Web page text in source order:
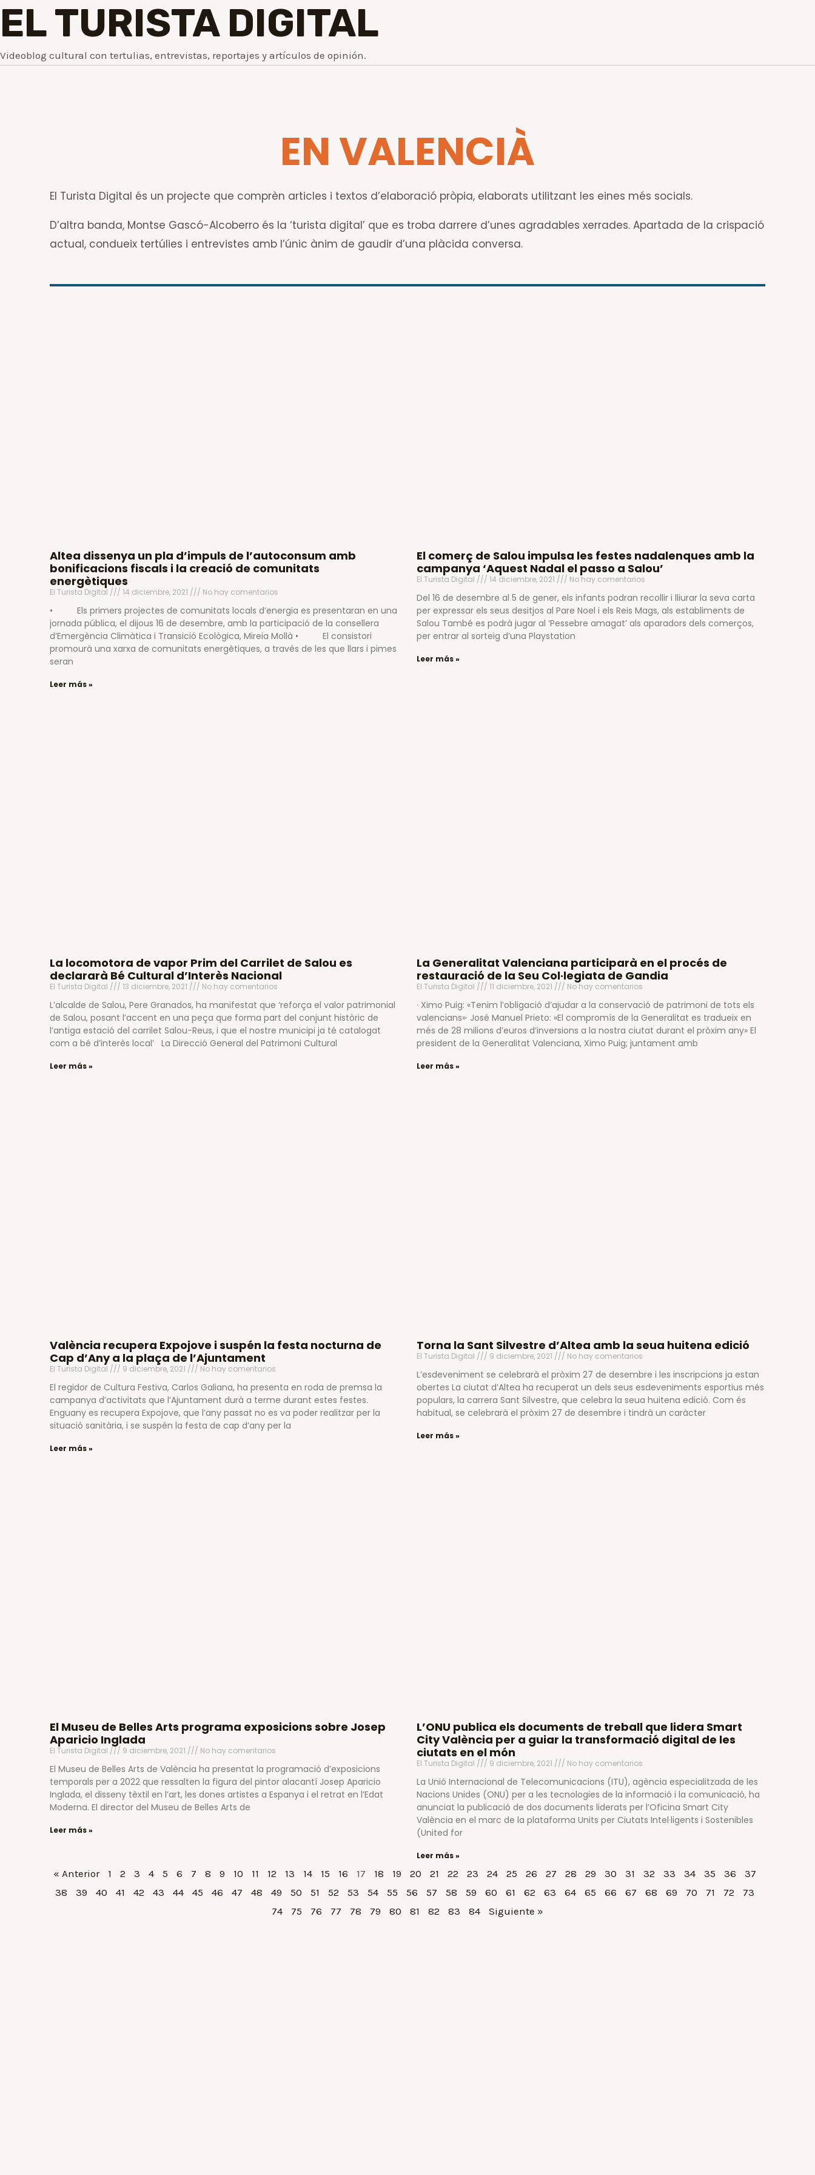
EL TURISTA DIGITAL
Videoblog cultural con tertulias, entrevistas, reportajes y artículos de opinión.
EN VALENCIÀ
El Turista Digital és un projecte que comprèn articles i textos d’elaboració pròpia, elaborats utilitzant les eines més socials.
D’altra banda, Montse Gascó-Alcoberro és la ‘turista digital’ que es troba darrere d’unes agradables xerrades. Apartada de la crispació
actual, condueix tertúlies i entrevistes amb l’únic ànim de gaudir d’una plàcida conversa.
Altea dissenya un pla d’impuls de l’autoconsum amb
bonificacions fiscals i la creació de comunitats
energètiques
El Turista Digital 14 diciembre, 2021 No hay comentarios
• Els primers projectes de comunitats locals d’energia es presentaran en una
jornada pública, el dijous 16 de desembre, amb la participació de la consellera
d’Emergència Climàtica i Transició Ecològica, Mireia Mollà • El consistori
promourà una xarxa de comunitats energètiques, a través de les que llars i pimes
seran
Leer más »
El comerç de Salou impulsa les festes nadalenques amb la
campanya ‘Aquest Nadal el passo a Salou’
El Turista Digital 14 diciembre, 2021 No hay comentarios
Del 16 de desembre al 5 de gener, els infants podran recollir i lliurar la seva carta
per expressar els seus desitjos al Pare Noel i els Reis Mags, als establiments de
Salou També es podrà jugar al ‘Pessebre amagat’ als aparadors dels comerços,
per entrar al sorteig d’una Playstation
Leer más »
La locomotora de vapor Prim del Carrilet de Salou es
declararà Bé Cultural d’Interès Nacional
El Turista Digital 13 diciembre, 2021 No hay comentarios
L’alcalde de Salou, Pere Granados, ha manifestat que ‘reforça el valor patrimonial
de Salou, posant l’accent en una peça que forma part del conjunt històric de
l’antiga estació del carrilet Salou-Reus, i que el nostre municipi ja té catalogat
com a bé d’interès local’ La Direcció General del Patrimoni Cultural
Leer más »
La Generalitat Valenciana participarà en el procés de
restauració de la Seu Col·legiata de Gandia
El Turista Digital 11 diciembre, 2021 No hay comentarios
· Ximo Puig: «Tenim l’obligació d’ajudar a la conservació de patrimoni de tots els
valencians»· José Manuel Prieto: «El compromís de la Generalitat es tradueix en
més de 28 milions d’euros d’inversions a la nostra ciutat durant el pròxim any» El
president de la Generalitat Valenciana, Ximo Puig; juntament amb
Leer más »
València recupera Expojove i suspén la festa nocturna de
Cap d’Any a la plaça de l’Ajuntament
El Turista Digital 9 diciembre, 2021 No hay comentarios
El regidor de Cultura Festiva, Carlos Galiana, ha presenta en roda de premsa la
campanya d’activitats que l’Ajuntament durà a terme durant estes festes.
Enguany es recupera Expojove, que l’any passat no es va poder realitzar per la
situació sanitària, i se suspén la festa de cap d’any per la
Leer más »
Torna la Sant Silvestre d’Altea amb la seua huitena edició
El Turista Digital 9 diciembre, 2021 No hay comentarios
L’esdeveniment se celebrarà el pròxim 27 de desembre i les inscripcions ja estan
obertes La ciutat d’Altea ha recuperat un dels seus esdeveniments esportius més
populars, la carrera Sant Silvestre, que celebra la seua huitena edició. Com és
habitual, se celebrarà el pròxim 27 de desembre i tindrà un caràcter
Leer más »
El Museu de Belles Arts programa exposicions sobre Josep
Aparicio Inglada
El Turista Digital 9 diciembre, 2021 No hay comentarios
El Museu de Belles Arts de València ha presentat la programació d’exposicions
temporals per a 2022 que ressalten la figura del pintor alacantí Josep Aparicio
Inglada, el disseny tèxtil en l’art, les dones artistes a Espanya i el retrat en l’Edat
Moderna. El director del Museu de Belles Arts de
Leer más »
L’ONU publica els documents de treball que lidera Smart
City València per a guiar la transformació digital de les
ciutats en el món
El Turista Digital 9 diciembre, 2021 No hay comentarios
La Unió Internacional de Telecomunicacions (ITU), agència especialitzada de les
Nacions Unides (ONU) per a les tecnologies de la informació i la comunicació, ha
anunciat la publicació de dos documents liderats per l’Oficina Smart City
València en el marc de la plataforma Units per Ciutats Intel·ligents i Sostenibles
(United for
Leer más »
« Anterior 1 2 3 4 5 6 7 8 9 10 11 12 13 14 15 16 17 18 19 20 21 22 23 24 25 26 27 28 29 30 31 32 33 34 35 36
37
38
39 40 41 42 43 44 45 46 47 48 49 50 51 52 53 54 55 56 57 58 59 60 61 62 63 64 65 66 67 68 69 70 71 72
73
74
75 76 77 78 79 80 81 82 83 84 Siguiente »